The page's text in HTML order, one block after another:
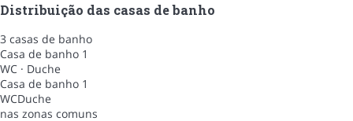
Distribuição das casas de banho
3 casas de banho
Casa de banho 1
WC · Duche
Casa de banho 1
WCDuche
nas zonas comuns